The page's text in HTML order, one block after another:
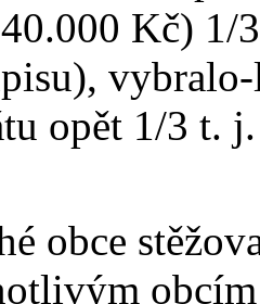
Kč) 1/
opět 1/3 t.
obce